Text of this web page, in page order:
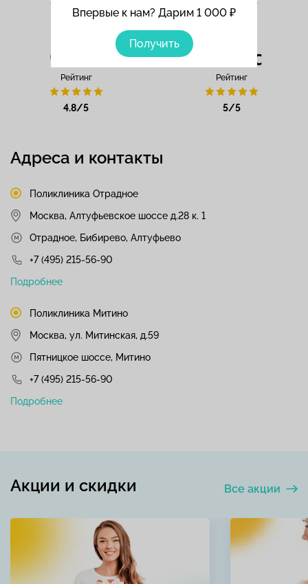
Впервые к нам? Дарим 1 000 ₽
Получить
Рейтинг
4.8/5
Рейтинг
5/5
Адреса и контакты
Поликлиника Отрадное
Москва, Алтуфьевское шоссе д.28 к. 1
Отрадное, Бибирево, Алтуфьево
+7 (495) 215-56-90
Подробнее
Поликлиника Митино
Москва, ул. Митинская, д.59
Пятницкое шоссе, Митино
+7 (495) 215-56-90
Подробнее
Все акции
Акции и скидки